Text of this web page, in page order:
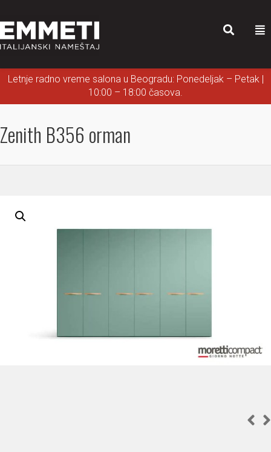
Letnje radno vreme salona u Beogradu: Ponedeljak – Petak |
10:00 – 18:00 časova.
Zenith B356 orman